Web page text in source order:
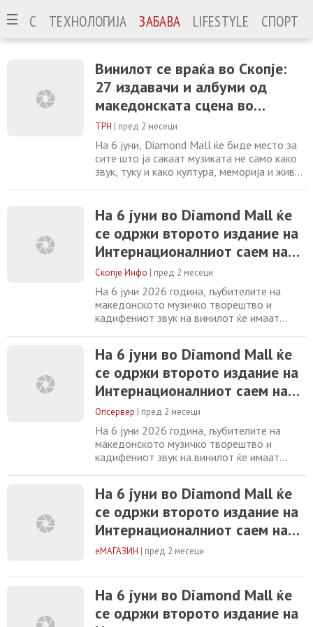
ТЕХНОЛОГИЈА ЗАБАВА LIFESTYLE СПОРТ
Винилот се враќа во Скопје:
27 издавачи и албуми од
македонската сцена во
Diamond Mall
ТРН | пред 2 месеци
На 6 јуни, Diamond Mall ќе биде место за
сите што ја сакаат музиката не само како
звук, туку и како култура, меморија и живо
и аудио опрема ќе обедини 27 издавачки
куќи од Македонија и странство,
македонски музичари, диџеи,
колекционери и љубители на винилот.
На 6 јуни во Diamond Mall ќе
се одржи второто издание на
Интернационалниот саем на
музика, винил и аудио опрема
Скопје Инфо | пред 2 месеци
На 6 јуни 2026 година, љубителите на
македонското музичко творештво и
кадифениот звук на винилот ќе имаат
аудио опрема. Овој уникатен настан
посветен на музиката, музичкото
издаваштво и винил културата ќе се одржи
во Diamond Mall и ќе обедини 27
издавачки куќи од Македонија и
странство,
На 6 јуни во Diamond Mall ќе
се одржи второто издание на
Интернационалниот саем на
музика, винил и аудио опрема
Опсервер | пред 2 месеци
На 6 јуни 2026 година, љубителите на
македонското музичко творештво и
кадифениот звук на винилот ќе имаат
аудио опрема. Овој уникатен настан
посветен на музиката, музичкото
издаваштво и винил културата ќе се одржи
во Diamond Mall и ќе обедини 27
издавачки куќи од Македонија и
На 6 јуни во Diamond Mall ќе
се одржи второто издание на
Интернационалниот саем на
музика, винил и аудио опрема
еМАГАЗИН | пред 2 месеци
На 6 јуни во Diamond Mall ќе
се одржи второто издание на